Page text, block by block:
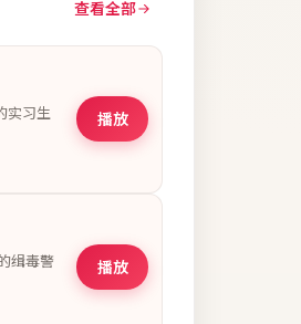
查看全部
实习生
播放
缉毒警
播放